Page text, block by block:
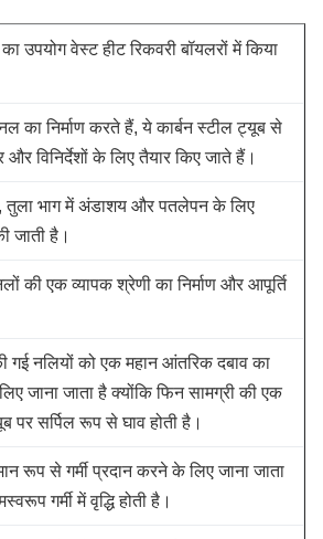
उपयोग वेस्ट हीट रिकवरी बॉयलरों में किया
का निर्माण करते हैं, ये कार्बन स्टील ट्यूब से
और विनिर्देशों के लिए तैयार किए जाते हैं।
तुला भाग में अंडाशय और पतलेपन के लिए
जाती है।
की एक व्यापक श्रेणी का निर्माण और आपूर्ति
की गई नलियों को एक महान आंतरिक दबाव का
जाना जाता है क्योंकि फिन सामग्री की एक
पर सर्पिल रूप से घाव होती है।
रूप से गर्मी प्रदान करने के लिए जाना जाता
गर्मी में वृद्धि होती है।